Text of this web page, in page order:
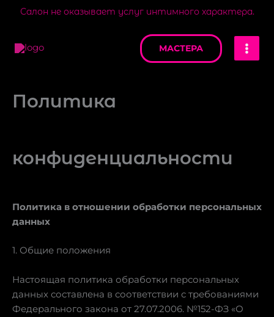
Салон не оказывает услуг интимного характера.
Перейти
МАСТЕРА
Политика
конфиденциальности
Политика в отношении обработки персональных
данных
1. Общие положения
Настоящая политика обработки персональных
данных составлена в соответствии с требованиями
Федерального закона от 27.07.2006. №152-ФЗ «О